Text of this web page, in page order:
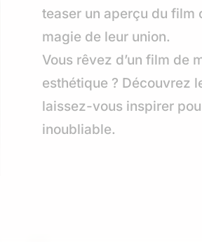
teaser un aperçu du film
magie de leur union.
Vous rêvez d’un film de
esthétique ? Découvrez
laissez-vous inspirer
inoubliable.